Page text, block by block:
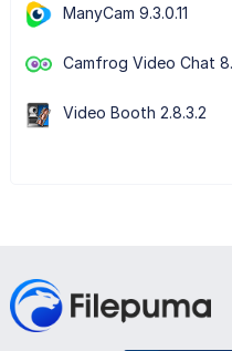
ManyCam 9.3.0.11
Camfrog Video Chat
Video Booth 2.8.3.2